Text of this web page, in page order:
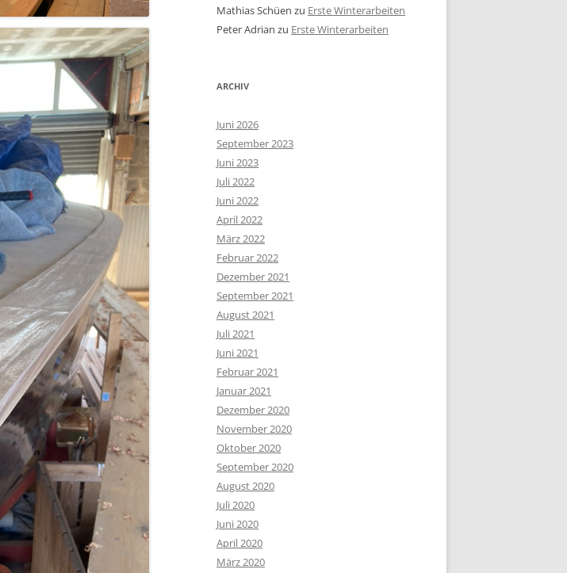
Mathias Schüen zu Erste Winterarbeiten
Peter Adrian zu Erste Winterarbeiten
ARCHIV
Juni 2026
September 2023
Juni 2023
Juli 2022
Juni 2022
April 2022
März 2022
Februar 2022
Dezember 2021
September 2021
August 2021
Juli 2021
Juni 2021
Februar 2021
Januar 2021
Dezember 2020
November 2020
Oktober 2020
September 2020
August 2020
Juli 2020
Juni 2020
April 2020
März 2020